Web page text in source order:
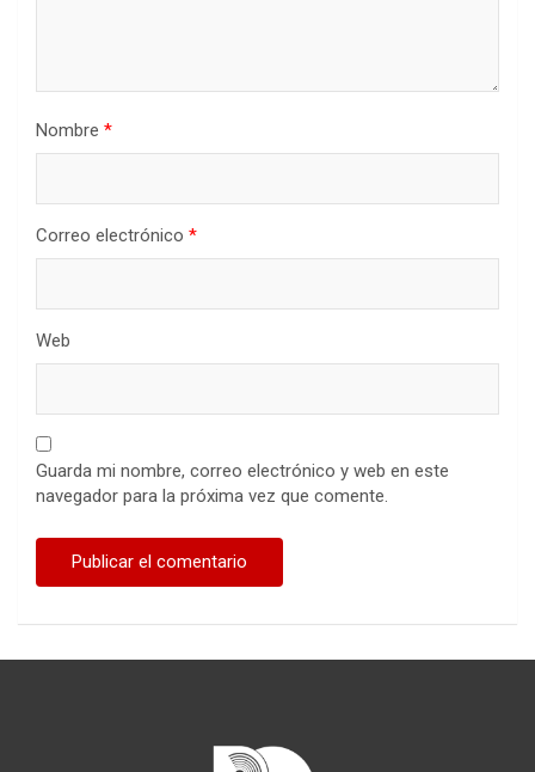
Nombre *
Correo electrónico *
Web
Guarda mi nombre, correo electrónico y web en este
navegador para la próxima vez que comente.